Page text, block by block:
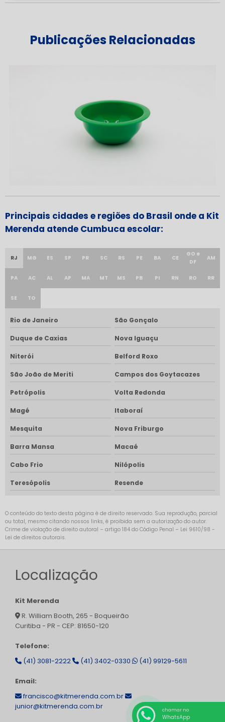
Publicações Relacionadas
Principais cidades e regiões do Brasil onde a Kit
Merenda atende Cumbuca escolar:
RJ MG ES SP PR SC RS PE BA CE
GO e
DF
AM
PA AC AL AP MA MT MS PB PI RN RO RR
SE TO
Rio de Janeiro São Gonçalo
Duque de Caxias Nova Iguaçu
Niterói Belford Roxo
São João de Meriti Campos dos Goytacazes
Petrópolis Volta Redonda
Magé Itaboraí
Mesquita Nova Friburgo
Barra Mansa Macaé
Cabo Frio Nilópolis
Teresópolis Resende
O conteúdo do texto desta página é de direito reservado. Sua reprodução, parcial
ou total, mesmo citando nossos links, é proibida sem a autorização do autor.
Crime de violação de direito autoral – artigo 184 do Código Penal – Lei 9610/98 -
Lei de direitos autorais.
Localização
Kit Merenda
R. William Booth, 265 - Boqueirão
Curitiba - PR - CEP: 81650-120
Telefone:
(41) 3081-2222
(41) 3402-0330 (41) 99129-5611
Email:
francisco@kitmerenda.com.br
junior@kitmerenda.com.br
chamar no
WhatsApp